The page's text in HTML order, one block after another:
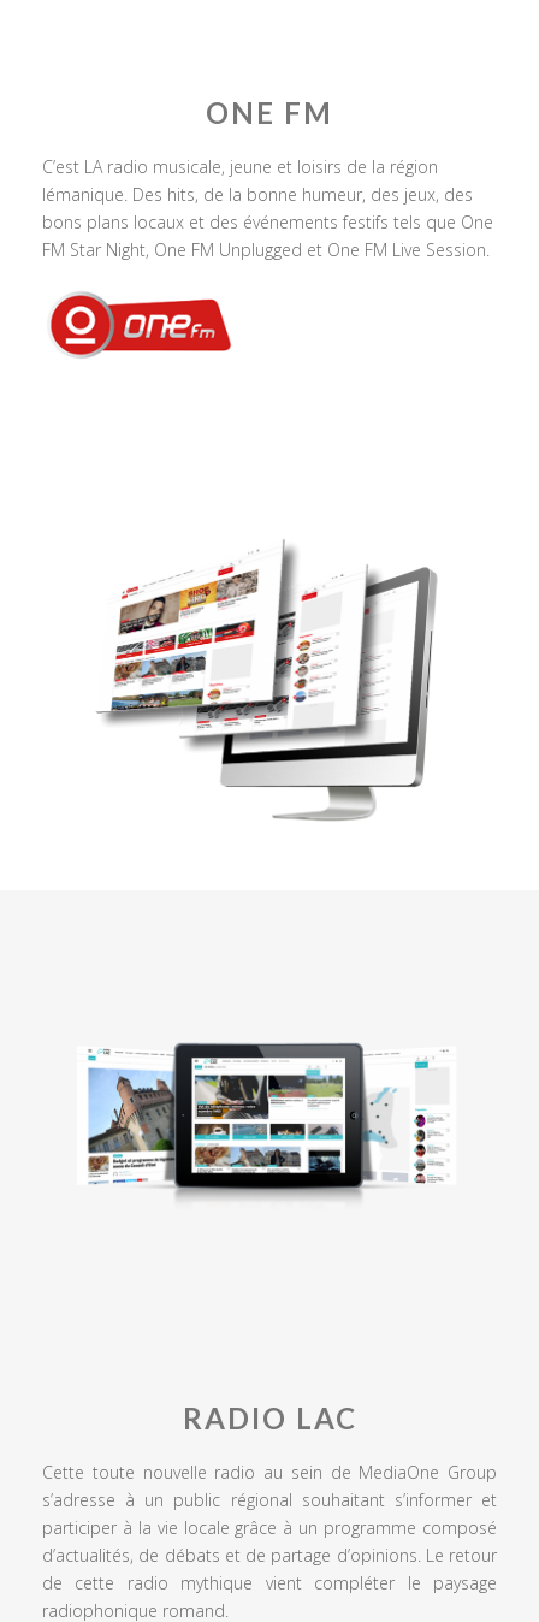
ONE FM
C’est LA radio musicale, jeune et loisirs de la région
lémanique. Des hits, de la bonne humeur, des jeux, des
bons plans locaux et des événements festifs tels que One
FM Star Night, One FM Unplugged et One FM Live Session.
RADIO LAC
Cette toute nouvelle radio au sein de MediaOne Group
s’adresse à un public régional souhaitant s’informer et
participer à la vie locale grâce à un programme composé
d’actualités, de débats et de partage d’opinions. Le retour
de cette radio mythique vient compléter le paysage
radiophonique romand.